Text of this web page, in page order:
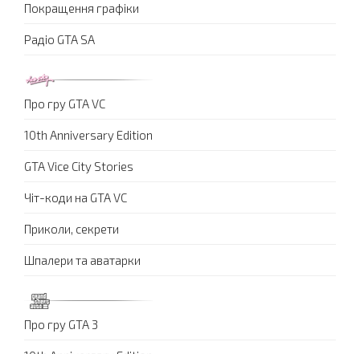
Покращення графіки
Радіо GTA SA
Про гру GTA VC
10th Anniversary Edition
GTA Vice City Stories
Чіт-коди на GTA VC
Приколи, секрети
Шпалери та аватарки
Про гру GTA 3